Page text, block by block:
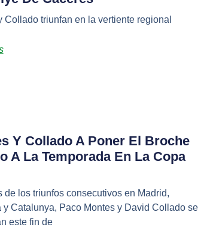
Collado triunfan en la vertiente regional
Y Collado A Poner El Broche
A La Temporada En La Copa
de los triunfos consecutivos en Madrid,
y Catalunya, Paco Montes y David Collado se
este fin de